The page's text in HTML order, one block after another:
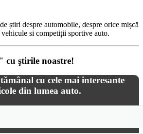
știri despre automobile, despre orice mișcă
si competiții sportive auto.
ştirile noastre!
cu cele mai interesante
din lumea auto.